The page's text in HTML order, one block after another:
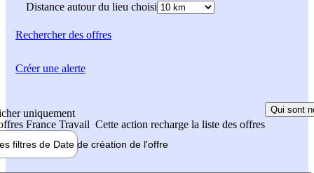
Distance autour du lieu choisi
Rechercherdes offres
uniquement
France Travail Cette action recharge la liste des offres
Qui sont
filtres de Date de création de l'offre
Créer une alerte